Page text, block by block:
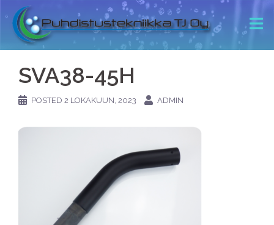
SVA38-45H
POSTED 2 LOKAKUUN, 2023 ADMIN